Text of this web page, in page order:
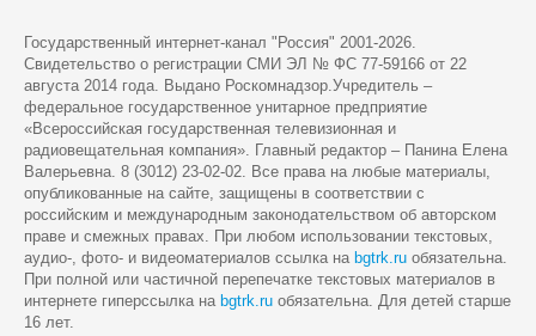
Государственный интернет-канал "Россия" 2001-2026.
Cвидетельство о регистрации СМИ ЭЛ № ФС 77-59166 от 22
августа 2014 года. Выдано Роскомнадзор.Учредитель –
федеральное государственное унитарное предприятие
«Всероссийская государственная телевизионная и
радиовещательная компания». Главный редактор – Панина Елена
Валерьевна. 8 (3012) 23-02-02. Все права на любые материалы,
опубликованные на сайте, защищены в соответствии с
российским и международным законодательством об авторском
праве и смежных правах. При любом использовании текстовых,
аудио-, фото- и видеоматериалов ссылка на bgtrk.ru обязательна.
При полной или частичной перепечатке текстовых материалов в
интернете гиперссылка на bgtrk.ru обязательна. Для детей старше
16 лет.